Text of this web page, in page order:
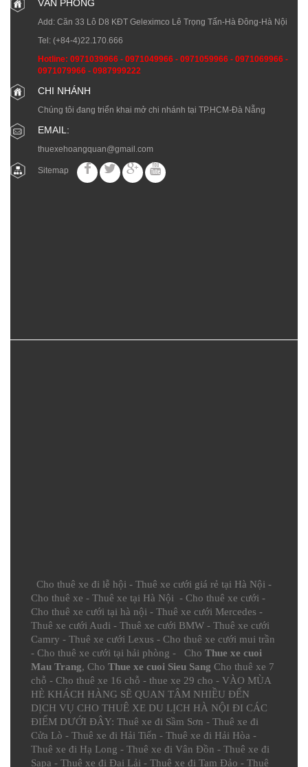
VĂN PHÒNG
Add: Căn 33 Lô D8 KĐT Geleximco Lê Trọng Tấn-Hà Đông-Hà Nội
Tel: (+84-4)22.170.666
Hotline: 0971039966 - 0971049966 - 0971059966 - 0971069966 -
0971079966 - 0987999222
CHI NHÁNH
Chúng tôi đang triển khai mở chi nhánh tại TP.HCM-Đà Nẵng
EMAIL:
thuexehoangquan@gmail.com
Sitemap
Cho thuê xe đi lễ hội - Thuê xe cưới giá rẻ tại Hà Nội -
Cho thuê xe - Thuê xe tại Hà Nội - Cho thuê xe cưới -
Cho thuê xe cưới tại hà nội - Thuê xe cưới Mercedes -
Thuê xe cưới Audi - Thuê xe cưới BMW - Thuê xe cưới
Camry - Thuê xe cưới Lexus - Cho thuê xe cưới mui trần
- Cho thuê xe cưới tại hải phòng - Cho Thue xe cuoi
Mau Trang, Cho Thue xe cuoi Sieu Sang Cho thuê xe 7
chỗ - Cho thuê xe 16 chỗ - thue xe 29 cho - VÀO MÙA
HÈ KHÁCH HÀNG SẼ QUAN TÂM NHIỀU ĐẾN
DỊCH VỤ CHO THUÊ XE DU LỊCH HÀ NỘI ĐI CÁC
ĐIỂM DƯỚI ĐÂY: Thuê xe đi Sầm Sơn - Thuê xe đi
Cửa Lò - Thuê xe đi Hải Tiến - Thuê xe đi Hải Hòa -
Thuê xe đi Hạ Long - Thuê xe đi Vân Đồn - Thuê xe đi
Sapa - Thuê xe đi Đại Lải - Thuê xe đi Tam Đảo - Thuê